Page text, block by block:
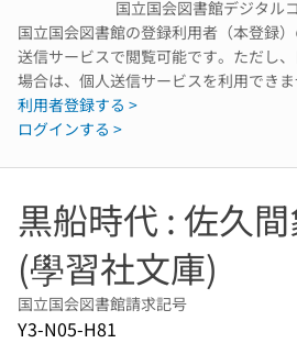
国立国会図書館デジタル
国立国会図書館の登録利用者（本登録
送信サービスで閲覧可能です。ただし
場合は、個人送信サービスを利用できま
利用者登録する >
ログインする >
黒船時代 : 佐久
(學習社文庫)
国立国会図書館請求記号
Y3-N05-H81